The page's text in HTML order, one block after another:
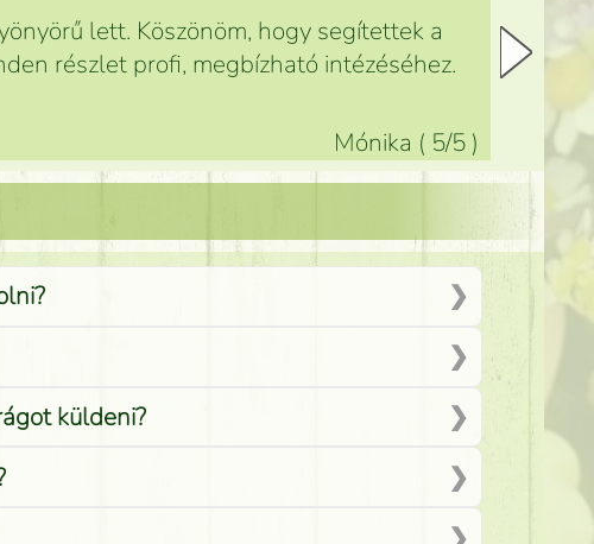
lett. Köszönöm, hogy segítettek a
részlet profi, megbízható intézéséhez.
Mónika ( 5/5 )
küldeni?